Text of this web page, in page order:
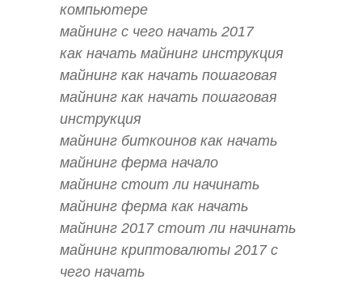
компьютере
майнинг с чего начать 2017
как начать майнинг инструкция
майнинг как начать пошаговая
майнинг как начать пошаговая
инструкция
майнинг биткоинов как начать
майнинг ферма начало
майнинг стоит ли начинать
майнинг ферма как начать
майнинг 2017 стоит ли начинать
майнинг криптовалюты 2017 с
чего начать